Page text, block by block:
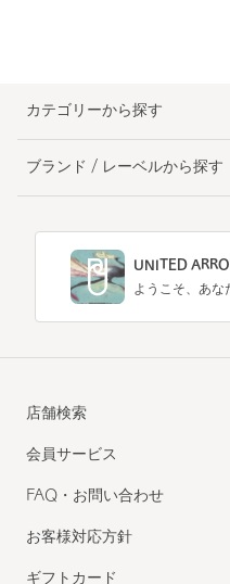
カテゴリーから探す
ブランド / レーベルから探す
UNITED
ようこそ、あな
店舗検索
会員サービス
FAQ・お問い合わせ
お客様対応方針
ギフトカード